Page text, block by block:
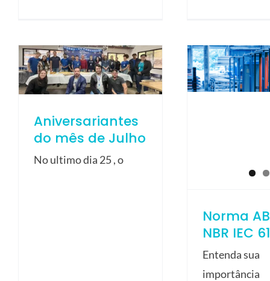
Aniversariantes
do mês de Julho
No ultimo dia 25 , o
Norma
NBR IEC
Entenda sua
importância